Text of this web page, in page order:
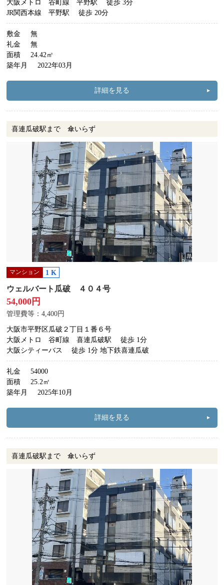
大阪メトロ 谷町線 平野駅 徒歩 3分
JR関西本線 平野駅 徒歩 20分
敷金
無
礼金
無
面積
24.42㎡
築年月
2022年03月
詳細を見る
喜連瓜破駅まで 傘いらず
マンション 1 K
ウェルバート瓜破 ４０４号
54,000円
管理費等：4,400円
大阪市平野区瓜破２丁目１番６号
大阪メトロ 谷町線 喜連瓜破駅 徒歩 1分
大阪シティーバス
徒歩 1分 地下鉄喜連瓜破
礼金
54000
面積
25.2㎡
築年月
2025年10月
詳細を見る
喜連瓜破駅まで 傘いらず